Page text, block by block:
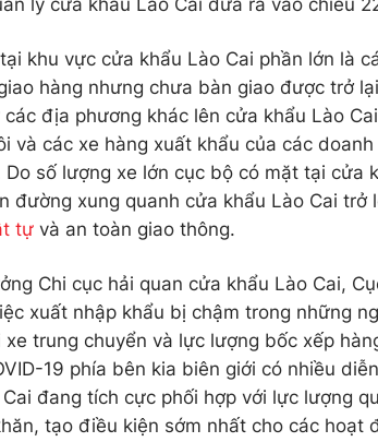
lý cửa khẩu Lào Cai đưa ra vào chiều
khu vực cửa khẩu Lào Cai phần lớn là
hàng nhưng chưa bàn giao được trở
địa phương khác lên cửa khẩu Lào
và các xe hàng xuất khẩu của các
số lượng xe lớn cục bộ có mặt tại cửa
đường xung quanh cửa khẩu Lào Cai trở
tự và an toàn giao thông.
Chi cục hải quan cửa khẩu Lào Cai,
xuất nhập khẩu bị chậm trong những
trung chuyển và lực lượng bốc xếp
19 phía bên kia biên giới có nhiều
đang tích cực phối hợp với lực lượng
tạo điều kiện sớm nhất cho các hoạt